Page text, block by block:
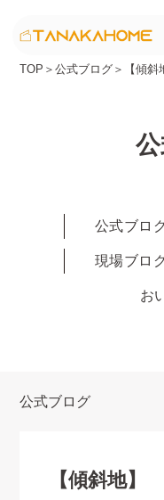
TOP ＞公式ブログ ＞ 【傾斜
公式ブロ
現場ブロ
お
公式ブログ
【傾斜地】